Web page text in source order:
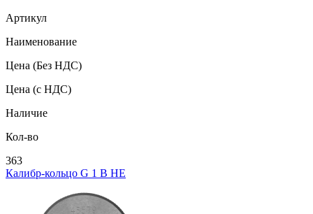
Артикул
Наименование
Цена (Без НДС)
Цена (с НДС)
Наличие
Кол-во
363
Калибр-кольцо G 1 В НЕ